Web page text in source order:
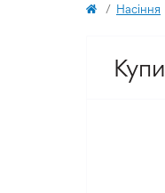
Насіння